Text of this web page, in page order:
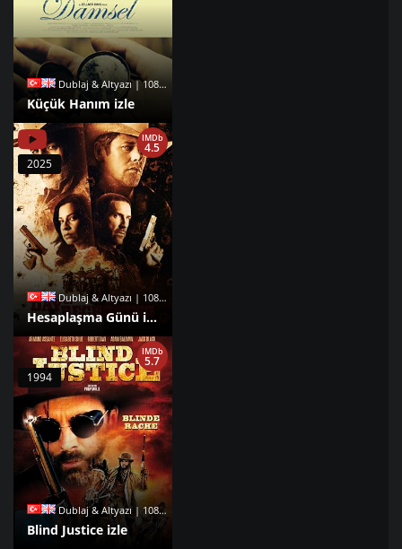
Dublaj & Altyazı | 1080p |
Küçük Hanım izle
Dublaj & Altyazı | 1080p |
Hesaplaşma Günü izle
IMDb
4.5
2025
Dublaj & Altyazı | 1080p |
Blind Justice izle
IMDb
5.7
1994